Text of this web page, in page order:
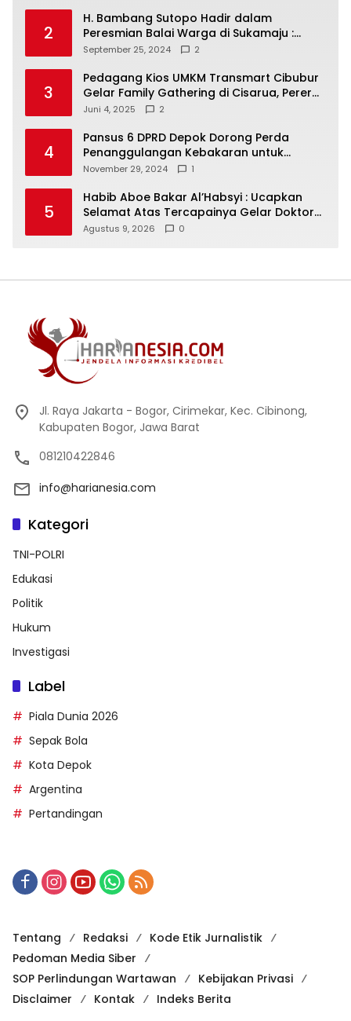
2
H. Bambang Sutopo Hadir dalam
Peresmian Balai Warga di Sukamaju :
Wadah Baru untuk Kolaborasi dan
September 25, 2024 2
3
Pedagang Kios UMKM Transmart Cibubur
Gelar Family Gathering di Cisarua, Pererat
Silaturahmi dan Kekompakan
Juni 4, 2025 2
4
Pansus 6 DPRD Depok Dorong Perda
Penanggulangan Kebakaran untuk
Keselamatan Warga
November 29, 2024 1
5
Habib Aboe Bakar Al’Habsyi : Ucapkan
Selamat Atas Tercapainya Gelar Doktor
IPDA Dr. Rifky Al’Idrus
Agustus 9, 2026 0
Jl. Raya Jakarta - Bogor, Cirimekar, Kec. Cibinong,
Kabupaten Bogor, Jawa Barat
081210422846
info@harianesia.com
Kategori
TNI-POLRI
Edukasi
Politik
Hukum
Investigasi
Label
Piala Dunia 2026
Sepak Bola
Kota Depok
Argentina
Pertandingan
Tentang Redaksi
Kode Etik Jurnalistik
Pedoman Media Siber
SOP Perlindungan Wartawan
Kebijakan Privasi
Disclaimer
Kontak
Indeks Berita